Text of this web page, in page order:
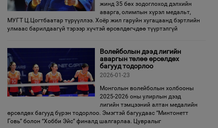
жинд 35 бөх зодоглоход дэлхийн
аварга, олимпын хүрэл медальт,
МУГТ Ц.Цогтбаатар түрүүллээ. Хоёр жил гаруйн хугацаанд бэртлийн
улмаас барилдаагүй тэрээр хүчтэй өрсөлдөгчдөө түүртэлгүй
Волейболын дээд лигийн
аваргын төлөө өрсөлдөх
багууд тодорлоо
2026-01-23
Монголын волейболын холбооны
2025-2026 оны улирлын дээд
лигийн тэмцээний алтан медалийн
өрсөлдөх багууд бүрэн тодорлоо. Эмэгтэй багуудаас “Минтонетт
Говь” болон “Хобби Эйс” финалд шалгарлаа. Цувралыг